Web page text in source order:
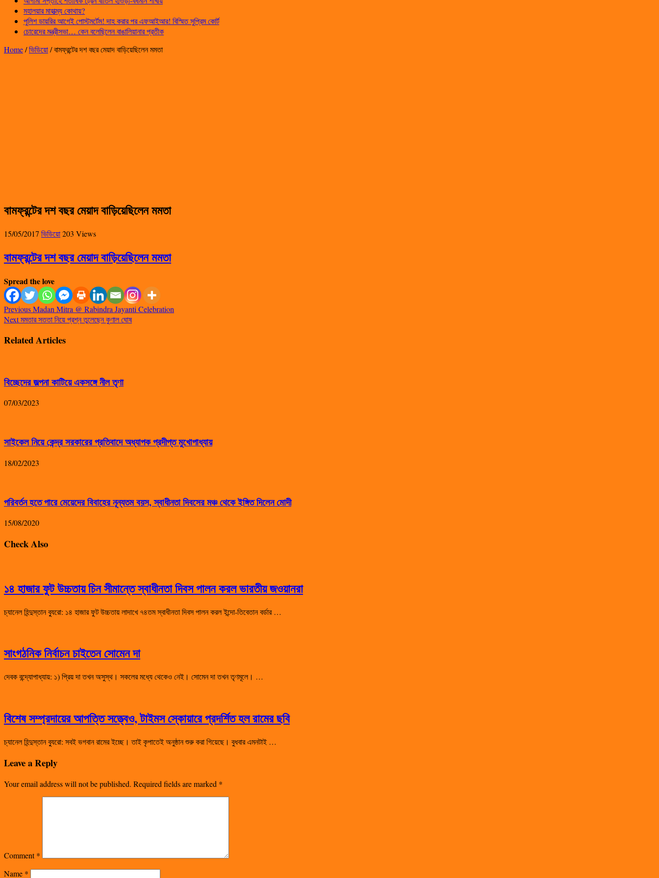
মহালয়ার মাহাত্ম্য কোথায়?
পুলিশ ডায়রির আগেই পোস্টমর্টেম! দাহ করার পর এফআইআর! বিস্মিত সুপ্রিম কোর্ট
চোরেদের মন্ত্রীসভা… কেন বলেছিলেন বাঙালিয়ানার প্রতীক
Home/ভিডিয়ো/বামফ্রন্টের দশ বছর মেয়াদ বাড়িয়েছিলেন মমতা
বামফ্রন্টের দশ বছর মেয়াদ বাড়িয়েছিলেন মমতা
15/05/2017 ভিডিয়ো203 Views
বামফ্রন্টের দশ বছর মেয়াদ বাড়িয়েছিলেন মমতা
Spread the love
PreviousMadan Mitra @ Rabindra Jayanti Celebration
Nextমমতার সততা নিয়ে প্রশ্ন তুলেছেন কুণাল ঘোষ
Related Articles
বিচ্ছেদের জল্পনা কাটিয়ে একসঙ্গে নীল তৃণা
07/03/2023
সাইকেল নিয়ে কেন্দ্র সরকারের প্রতিবাদে অধ্যাপক প্রদীপ্ত মুখোপাধ্যায়
18/02/2023
পরিবর্তন হতে পারে মেয়েদের বিবাহের নূন্যতম বয়স, স্বাধীনতা দিবসের মঞ্চ থেকে ইঙ্গিত দিলেন মোদী
15/08/2020
Check Also
১৪ হাজার ফুট উচ্চতায় চিন সীমান্তে স্বাধীনতা দিবস পালন করল ভারতীয় জওয়ানরা
চ্যানেল হিন্দুস্তান ব্যুরো: ১৪ হাজার ফুট উচ্চতায় লাদাখে ৭৪তম স্বাধীনতা দিবস পালন করল ইন্দো-তিবেতান বর্ডার …
সাংগঠনিক নির্বাচন চাইতেন সোমেন দা
দেবক বন্দ্যোপাধ্যায়: ১) প্রিয় দা তখন অসুস্থ। সকলের মধ্যে থেকেও নেই। সোমেন দা তখন তৃণমূলে। …
বিশেষ সম্প্রদায়ের আপত্তি সত্ত্বেও, টাইমস স্কোয়ারে প্রদর্শিত হল রামের ছবি
চ্যানেল হিন্দুস্তান ব্যুরো: সবই ভগবান রামের ইচ্ছে। তাই কৃপাতেই অনুষ্ঠান শুরু করা গিয়েছে। বুধবার এমনটাই …
Leave a Reply
Your email address will not be published. Required fields are marked *
Comment*
Name *